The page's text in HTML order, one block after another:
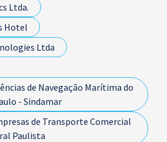
Ltda.
Hotel
Ltda
de Navegação Marítima do
- Sindamar
de Transporte Comercial
Paulista